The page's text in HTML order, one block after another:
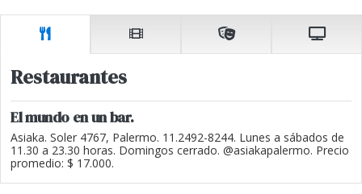
Restaurantes
El mundo en un bar.
Asiaka. Soler 4767, Palermo. 11.2492-8244. Lunes a sábados de
11.30 a 23.30 horas. Domingos cerrado. @asiakapalermo. Precio
promedio: $ 17.000.